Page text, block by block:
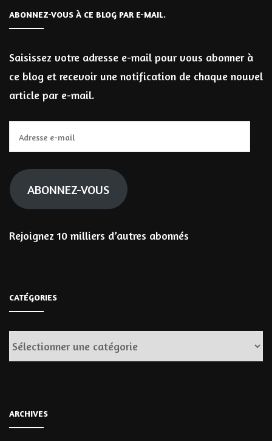
ABONNEZ-VOUS À CE BLOG PAR E-MAIL.
Saisissez votre adresse e-mail pour vous abonner à
ce blog et recevoir une notification de chaque nouvel
article par e-mail.
e-
mail
ABONNEZ-VOUS
Rejoignez 10 milliers d’autres abonnés
CATÉGORIES
Catégories
ARCHIVES